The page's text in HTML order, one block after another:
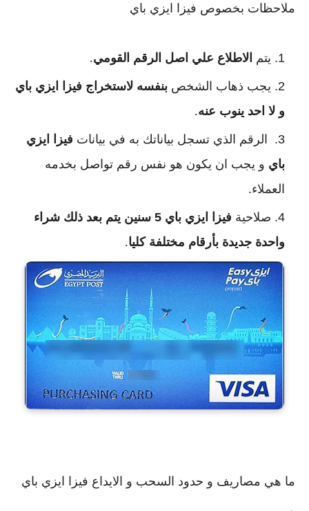
ملاحظات بخصوص فيزا ايزي باي
يتم الاطلاع علي اصل الرقم القومي.
يجب ذهاب الشخص
و لا احد ينوب عنه.
الرقم الذي تسجل بياناتك به في بيانات
باي و يجب ان يكون هو نفس رقم تواصل
العملاء.
صلاحية
واحدة جديدة بأرقام مختلفة كليا.